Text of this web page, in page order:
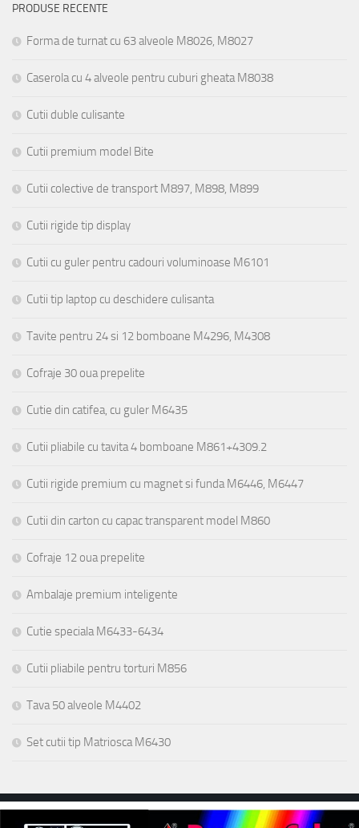
PRODUSE RECENTE
Forma de turnat cu 63 alveole M8026, M8027
Caserola cu 4 alveole pentru cuburi gheata M8038
Cutii duble culisante
Cutii premium model Bite
Cutii colective de transport M897, M898, M899
Cutii rigide tip display
Cutii cu guler pentru cadouri voluminoase M6101
Cutii tip laptop cu deschidere culisanta
Tavite pentru 24 si 12 bomboane M4296, M4308
Cofraje 30 oua prepelite
Cutie din catifea, cu guler M6435
Cutii pliabile cu tavita 4 bomboane M861+4309.2
Cutii rigide premium cu magnet si funda M6446, M6447
Cutii din carton cu capac transparent model M860
Cofraje 12 oua prepelite
Ambalaje premium inteligente
Cutie speciala M6433-6434
Cutii pliabile pentru torturi M856
Tava 50 alveole M4402
Set cutii tip Matriosca M6430